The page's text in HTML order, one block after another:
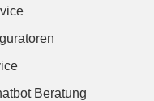
Beratung